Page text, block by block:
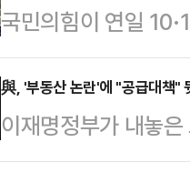
어 "'나는 되지만, 국
국이지만 …
결과를 시장개입의
당근을 건네는 상황
다.22일 정치권에 따
으로 묶고, 강력한
타 수도권 내 …
국민의힘이 연일
명 정부가 확실한 공
의 주거사다리를 무
순 비판에만 그치지
울시당 차원에서 두
與, '부동산 논란'에 "공급대책"
이재명정부가 내놓
불어민주당이 당내